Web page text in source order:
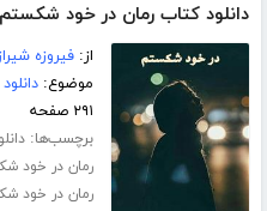
دانلود کتاب رمان در خود شکستم
از:فیروزه
موضوع:
۲۹۱ صفحه
برچسب‌ها:
رمان در خود
رمان در خود